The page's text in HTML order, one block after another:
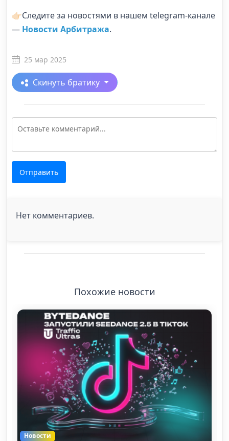
👉🏻Следите за новостями в нашем telegram-канале
— Новости Арбитража.
25 мар 2025
Скинуть братику
Отправить
Нет комментариев.
Похожие новости
Новости